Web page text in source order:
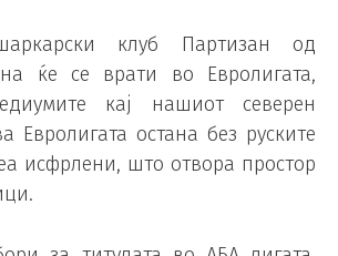
клуб Партизан од
ќе се врати во Евролигата,
кај нашиот северен
Евролигата остана без руските
исфрлени, што отвора простор